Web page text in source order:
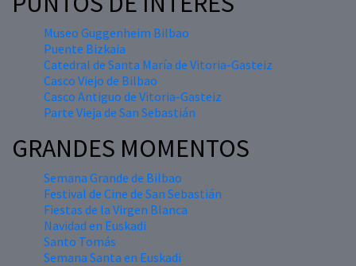
Museo Guggenheim Bilbao
Puente Bizkaia
Catedral de Santa María de Vitoria-Gasteiz
Casco Viejo de Bilbao
Casco Antiguo de Vitoria-Gasteiz
Parte Vieja de San Sebastián
GRANDES MOMENTOS
Semana Grande de Bilbao
Festival de Cine de San Sebastián
Fiestas de la Virgen Blanca
Navidad en Euskadi
Santo Tomás
Semana Santa en Euskadi